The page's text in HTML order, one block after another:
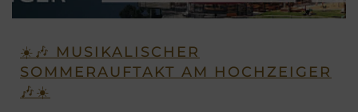
☀️🎶 MUSIKALISCHER
SOMMERAUFTAKT AM HOCHZEIGER
🎶☀️